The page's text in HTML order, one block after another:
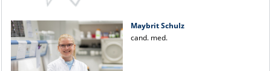
Maybrit Schulz
cand. med.